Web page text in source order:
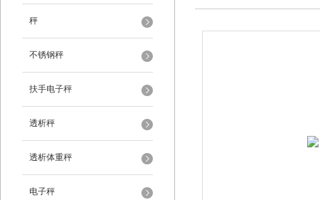
秤
不锈钢秤
扶手电子秤
透析秤
透析体重秤
电子秤